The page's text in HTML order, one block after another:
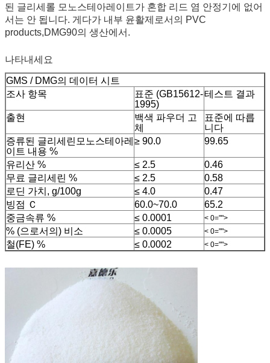
된 글리세롤 모노스테아레이트가 혼합 리드 염 안정기에 없어
서는 안 됩니다. 게다가 내부 윤활제로서의 PVC
products,DMG90의 생산에서.
나타내세요
GMS / DMG의 데이터 시트
조사 항목
표준 (GB15612-
1995)
테스트 결과
출현
백색 파우더 고
체
표준에 따릅
니다
증류된 글리세린모노스테아레
이트 내용 %
≥ 90.0 99.65
유리산 % ≤ 2.5
0.46
무료 글리세린 %
≤ 2.5
0.58
로딘 가치, g/100g
≤ 4.0
0.47
빙점 Ｃ
60.0~70.0
65.2
중금속류 %
≤ 0.0001 < 0="">
% (으로서의) 비소 ≤ 0.0005 < 0="">
철(FE) % ≤ 0.0002 < 0="">